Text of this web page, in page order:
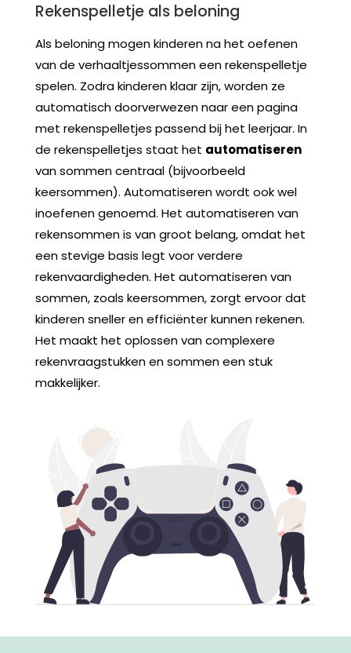
Rekenspelletje als beloning
Als beloning mogen kinderen na het oefenen
van de verhaaltjessommen een rekenspelletje
spelen. Zodra kinderen klaar zijn, worden ze
automatisch doorverwezen naar een pagina
met rekenspelletjes passend bij het leerjaar. In
de rekenspelletjes staat het automatiseren
van sommen centraal (bijvoorbeeld
keersommen). Automatiseren wordt ook wel
inoefenen genoemd. Het automatiseren van
rekensommen is van groot belang, omdat het
een stevige basis legt voor verdere
rekenvaardigheden. Het automatiseren van
sommen, zoals keersommen, zorgt ervoor dat
kinderen sneller en efficiënter kunnen rekenen.
Het maakt het oplossen van complexere
rekenvraagstukken en sommen een stuk
makkelijker.